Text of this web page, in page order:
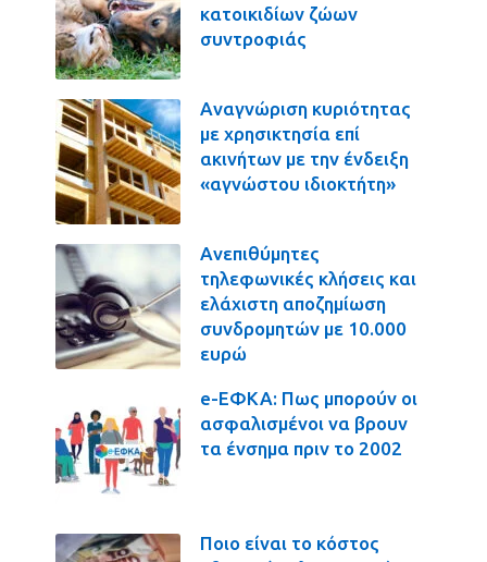
κατοικιδίων ζώων
συντροφιάς
Αναγνώριση κυριότητας
με χρησικτησία επί
ακινήτων με την ένδειξη
«αγνώστου ιδιοκτήτη»
Ανεπιθύμητες
τηλεφωνικές κλήσεις και
ελάχιστη αποζημίωση
συνδρομητών με 10.000
ευρώ
e-ΕΦΚΑ: Πως μπορούν οι
ασφαλισμένοι να βρουν
τα ένσημα πριν το 2002
Ποιο είναι το κόστος